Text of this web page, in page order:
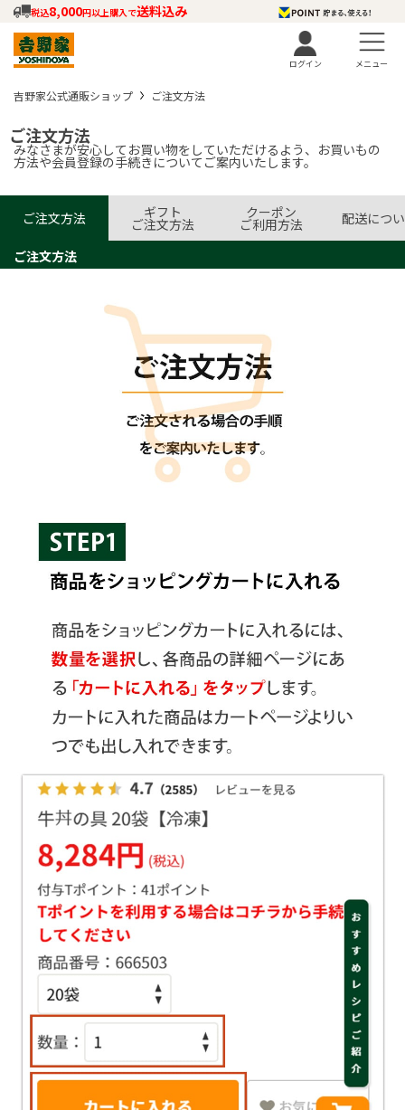
税込8,000円以上購入で送料込み
ログイン メニュー
吉野家公式通販ショップ ご注文方法
ご注文方法
みなさまが安心してお買い物をしていただけるよう、お買いもの
方法や会員登録の手続きについてご案内いたします。
ご注文方法 ギフト
ご注文方法
クーポン
ご利用方法 配送につ
ご注文方法